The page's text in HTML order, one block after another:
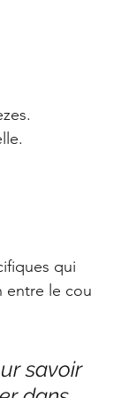
qui
entre le cou
savoir